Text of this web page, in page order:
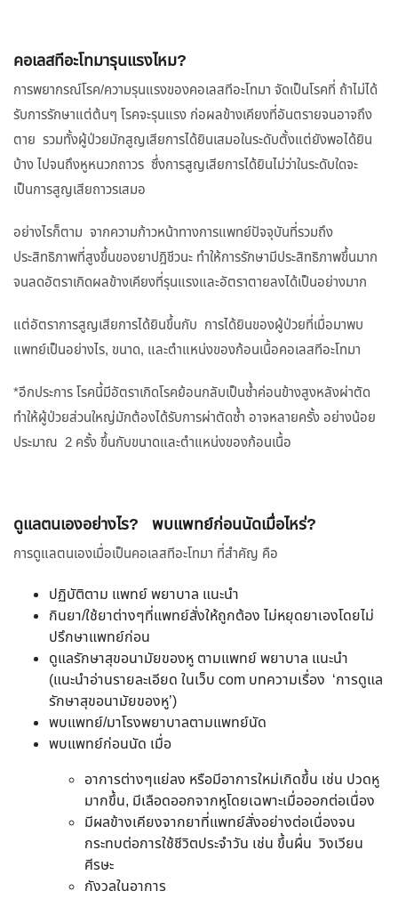
คอเลสทีอะโทมารุนแรงไหม?
การพยากรณ์โรค/ความรุนแรงของคอเลสทีอะโทมา จัดเป็นโรคที่ ถ้าไม่ได้
รับการรักษาแต่ต้นๆ โรคจะรุนแรง ก่อผลข้างเคียงที่อันตรายจนอาจถึง
ตาย รวมทั้งผู้ป่วยมักสูญเสียการได้ยินเสมอในระดับตั้งแต่ยังพอได้ยิน
บ้าง ไปจนถึงหูหนวกถาวร ซึ่งการสูญเสียการได้ยินไม่ว่าในระดับใดจะ
เป็นการสูญเสียถาวรเสมอ
อย่างไรก็ตาม จากความก้าวหน้าทางการแพทย์ปัจจุบันที่รวมถึง
ประสิทธิภาพที่สูงขึ้นของยาปฎิชีวนะ ทำให้การรักษามีประสิทธิภาพขึ้นมาก
จนลดอัตราเกิดผลข้างเคียงที่รุนแรงและอัตราตายลงได้เป็นอย่างมาก
แต่อัตราการสูญเสียการได้ยินขึ้นกับ การได้ยินของผู้ป่วยที่เมื่อมาพบ
แพทย์เป็นอย่างไร, ขนาด, และตำแหน่งของก้อนเนื้อคอเลสทีอะโทมา
*อีกประการ โรคนี้มีอัตราเกิดโรคย้อนกลับเป็นซ้ำค่อนข้างสูงหลังผ่าตัด
ทำให้ผู้ป่วยส่วนใหญ่มักต้องได้รับการผ่าตัดซ้ำ อาจหลายครั้ง อย่างน้อย
ประมาณ 2 ครั้ง ขึ้นกับขนาดและตำแหน่งของก้อนเนื้อ
ดูแลตนเองอย่างไร? พบแพทย์ก่อนนัดเมื่อไหร่?
การดูแลตนเองเมื่อเป็นคอเลสทีอะโทมา ที่สำคัญ คือ
ปฏิบัติตาม แพทย์ พยาบาล แนะนำ
กินยา/ใช้ยาต่างๆที่แพทย์สั่งให้ถูกต้อง ไม่หยุดยาเองโดยไม่
ปรึกษาแพทย์ก่อน
ดูแลรักษาสุขอนามัยของหู ตามแพทย์ พยาบาล แนะนำ
(แนะนำอ่านรายละเอียด ในเว็บ com บทความเรื่อง ‘การดูแล
รักษาสุขอนามัยของหู’)
พบแพทย์/มาโรงพยาบาลตามแพทย์นัด
พบแพทย์ก่อนนัด เมื่อ
อาการต่างๆแย่ลง หรือมีอาการใหม่เกิดขึ้น เช่น ปวดหู
มากขึ้น, มีเลือดออกจากหูโดยเฉพาะเมื่อออกต่อเนื่อง
มีผลข้างเคียงจากยาที่แพทย์สั่งอย่างต่อเนื่องจน
กระทบต่อการใช้ชีวิตประจำวัน เช่น ขึ้นผื่น วิงเวียน
ศีรษะ
กังวลในอาการ